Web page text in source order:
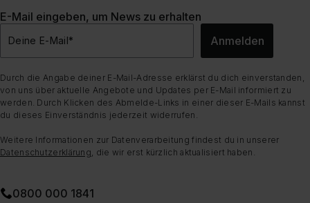
E-Mail eingeben, um News zu erhalten
Deine E-Mail* Anmelden
Durch die Angabe deiner E-Mail-Adresse erklärst du dich einverstanden,
von uns über aktuelle Angebote und Updates per E-Mail informiert zu
werden. Durch Klicken des Abmelde-Links in einer dieser E-Mails kannst
du dieses Einverständnis jederzeit widerrufen.
Weitere Informationen zur Datenverarbeitung findest du in unserer
Datenschutzerklärung, die wir erst kürzlich aktualisiert haben.
0800 000 1841